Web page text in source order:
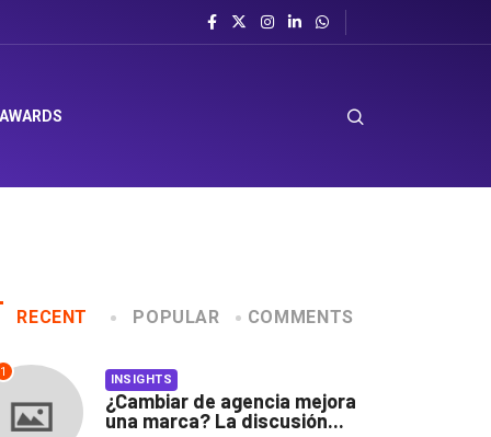
en Corporación Favorita
RECENT POPULAR COMMENTS
1 INSIGHTS
¿Cambiar de agencia mejora
una marca? La discusión...